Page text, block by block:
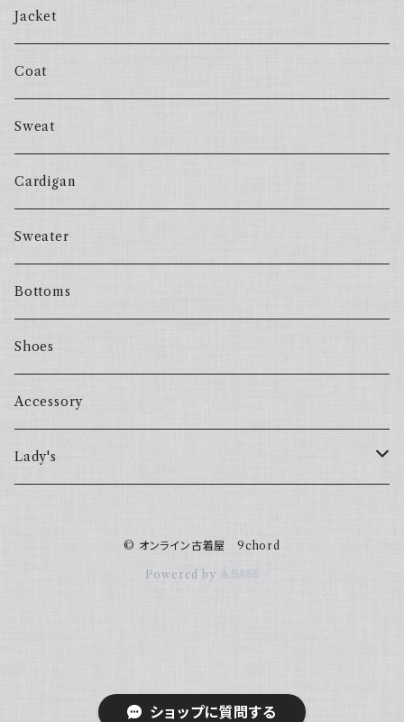
ショップに質問する
Jacket
Coat
Sweat
Cardigan
Sweater
Bottoms
Shoes
Accessory
Lady's
© オンライン古着屋 9chord
Powered by